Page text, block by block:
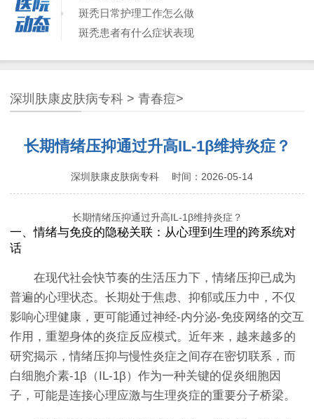
斑秃日常护理工作怎么做
斑秃患者有什么症状表现
引起斑秃的原因到底是什么呢
深圳肤康皮肤病专科 > 青春痘>
长期情绪压抑通过升高IL-1β维持炎症？
深圳肤康皮肤病专科 时间：2026-05-14
长期情绪压抑通过升高IL-1β维持炎症？
一、情绪与免疫的隐秘关联：从心理到生理的跨系统对
话
在现代社会快节奏的生活压力下，情绪压抑已成为
普遍的心理状态。长期处于焦虑、抑郁或压力中，不仅
影响心理健康，更可能通过神经-内分泌-免疫网络的交互
作用，重塑身体的炎症反应模式。近年来，越来越多的
研究揭示，情绪压抑与慢性炎症之间存在密切联系，而
白细胞介素-1β（IL-1β）作为一种关键的促炎细胞因
子，可能是连接心理应激与生理炎症的重要分子桥梁。